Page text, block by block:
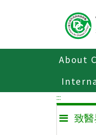
About
:::
致